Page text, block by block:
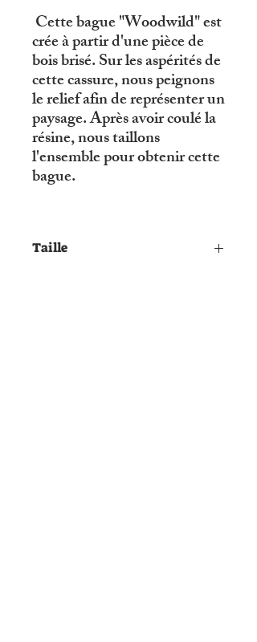
Cette bague "Woodwild" est
crée à partir d'une pièce de
bois brisé. Sur les aspérités de
cette cassure, nous peignons
le relief afin de représenter un
paysage. Après avoir coulé la
résine, nous taillons
l'ensemble pour obtenir cette
bague.
Taille